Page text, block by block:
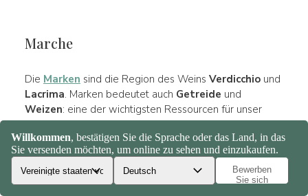
Marche
Die Marken sind die Region des Weins Verdicchiound
Lacrima. Marken bedeutet auch Getreide und
Weizen: eine der wichtigsten Ressourcen für unser
Land nach Apulien. Ein sehr besonderes Produkt ist der
Prosciutto di Carpegna DOP, der eine abgeflachte,
rundliche Form hat, mit einer besonders rosafarbenen
Scheibe. Ein typisches kulinarisches Produkt ist die
Oliva Ascolana del Piceno DOP. Die Marken gehören